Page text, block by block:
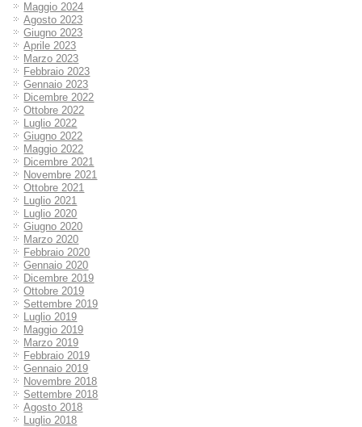
Maggio 2024
Agosto 2023
Giugno 2023
Aprile 2023
Marzo 2023
Febbraio 2023
Gennaio 2023
Dicembre 2022
Ottobre 2022
Luglio 2022
Giugno 2022
Maggio 2022
Dicembre 2021
Novembre 2021
Ottobre 2021
Luglio 2021
Luglio 2020
Giugno 2020
Marzo 2020
Febbraio 2020
Gennaio 2020
Dicembre 2019
Ottobre 2019
Settembre 2019
Luglio 2019
Maggio 2019
Marzo 2019
Febbraio 2019
Gennaio 2019
Novembre 2018
Settembre 2018
Agosto 2018
Luglio 2018